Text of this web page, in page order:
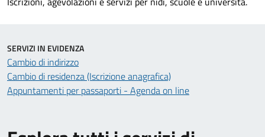
SERVIZI IN EVIDENZA
Cambio di indirizzo
Cambio di residenza (Iscrizione anagrafica)
Appuntamenti per passaporti - Agenda on line